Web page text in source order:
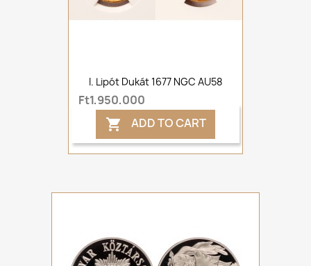
I. Lipót Dukát 1677 NGC AU58
Ft1,950,000
 ADD TO CART